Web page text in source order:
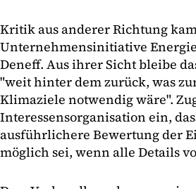
Kritik aus anderer Richtung
Unternehmensinitiative
Deneff. Aus ihrer Sicht bleibe
"weit hinter dem zurück, was
Klimaziele notwendig wäre".
Interessensorganisation ein,
ausführlichere Bewertung der
möglich sei, wenn alle Details